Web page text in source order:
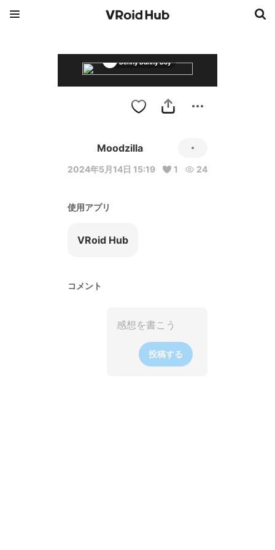
Benny Bunny Boy
Moodzilla
2024年5月14日 15:19 1 24
使用アプリ
VRoid Hub
コメント
投稿する